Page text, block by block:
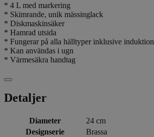
* 4 L med markering
* Skimrande, unik mässinglack
* Diskmaskinsäker
* Hamrad utsida
* Fungerar på alla hälltyper inklusive induktion
* Kan användas i ugn
* Värmesäkra handtag
Detaljer
Diameter
24 cm
Designserie
Brassa